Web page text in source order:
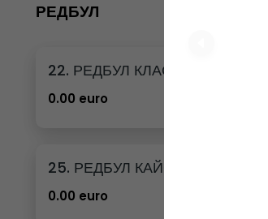
РЕДБУЛ
22. РЕДБУЛ КЛАСИК
0.00 euro
25. РЕДБУЛ КАЙСИЯ И ЯГОДА
0.00 euro